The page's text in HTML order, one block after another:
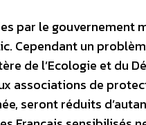
par le gouvernement
Cependant un
de l’Ecologie et du
associations de
seront réduits